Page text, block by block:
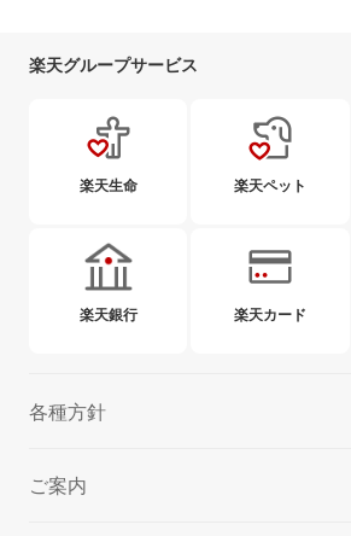
楽天グループサービス
楽天生命 楽天ペット
楽天銀行 楽天カード
各種方針
ご案内